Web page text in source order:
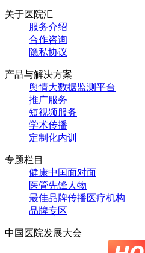
关于医院汇
服务介绍
合作咨询
隐私协议
产品与解决方案
舆情大数据监测平台
推广服务
短视频服务
学术传播
定制化内训
专题栏目
健康中国面对面
医管先锋人物
最佳品牌传播医疗机构
品牌专区
中国医院发展大会